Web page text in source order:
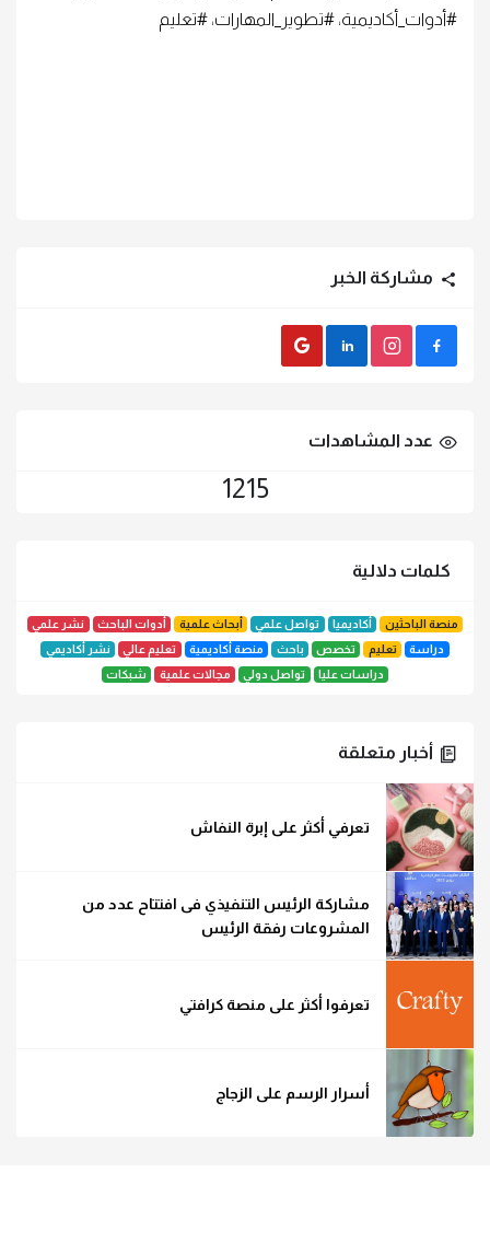
#أدوات_أكاديمية، #تطوير_المهارات، #تعليم
مشاركة الخبر
عدد المشاهدات
1215
كلمات دلالية
منصة الباحثين أكاديميا تواصل علمي أبحاث علمية أدوات الباحث
نشر علمي
دراسة
تعليم تخصص باحث منصة أكاديمية تعليم عالي
نشر أكاديمي
دراسات عليا
تواصل دولي مجالات علمية شبكات
أخبار متعلقة
تعرفي أكثر على إبرة النفاش
مشاركة الرئيس التنفيذي فى افتتاح عدد من
المشروعات رفقة الرئيس
تعرفوا أكثر على منصة كرافتي
أسرار الرسم على الزجاج